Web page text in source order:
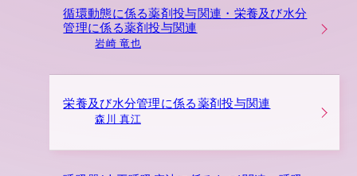
循環動態に係る薬剤投与関連・栄養及び水分
管理に係る薬剤投与関連
岩崎 竜也
栄養及び水分管理に係る薬剤投与関連
森川 真江